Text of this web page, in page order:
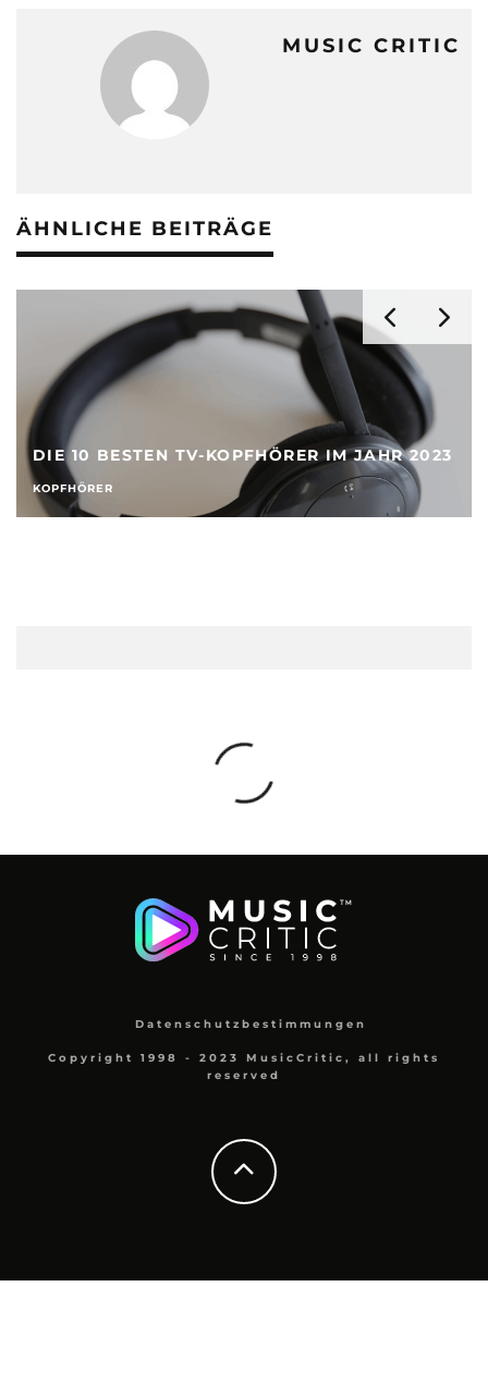
MUSIC CRITIC
ÄHNLICHE BEITRÄGE
DIE 10 BESTEN TV-KOPFHÖRER IM JAHR 2023
KOPFHÖRER
Datenschutzbestimmungen
Copyright 1998 - 2023 MusicCritic, all rights
reserved